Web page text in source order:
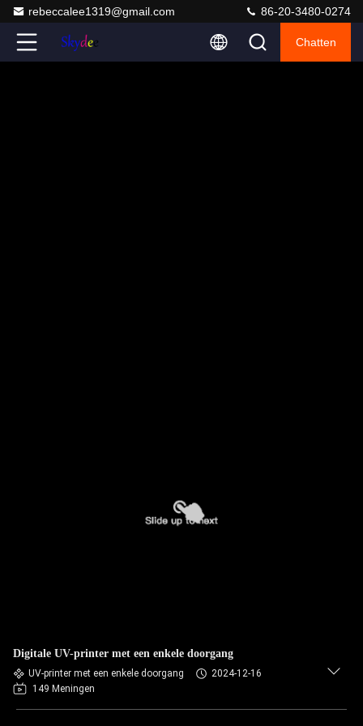
rebeccalee1319@gmail.com 86-20-3480-0274
Chatten
Digitale UV-printer met een enkele doorgang
UV-printer met een enkele doorgang
2024-12-16
149 Meningen